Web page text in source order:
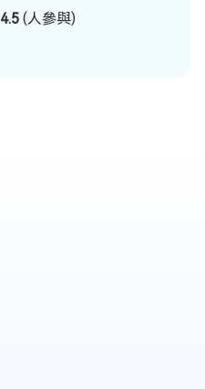
4.5(人參與)